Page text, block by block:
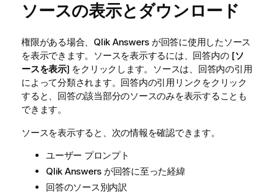
ソースの表示とダウンロード
権限がある場合、 Qlik Answers が回答に使用したソース
を表示できます。ソースを表示するには、回答内の [ソ
ースを表示] をクリックします。ソースは、回答内の引用
によって分類されます。回答内の引用リンクをクリック
すると、回答の該当部分のソースのみを表示することも
できます。
ソースを表示すると、次の情報を確認できます。
ユーザー プロンプト
Qlik Answers が回答に至った経緯
回答のソース別内訳